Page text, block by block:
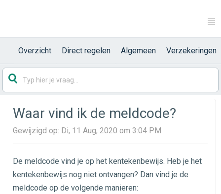
Overzicht Direct regelen Algemeen Verzekeringen
Waar vind ik de meldcode?
Gewijzigd op: Di, 11 Aug, 2020 om 3:04 PM
De meldcode vind je op het kentekenbewijs. Heb je het
kentekenbewijs nog niet ontvangen? Dan vind je de
meldcode op de volgende manieren: